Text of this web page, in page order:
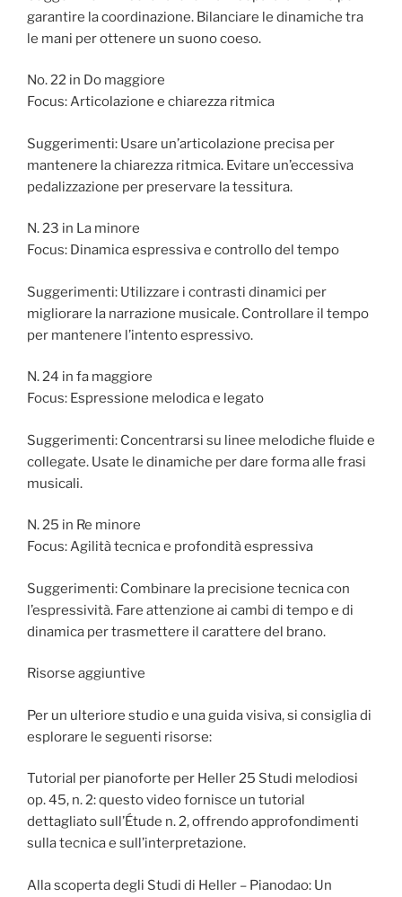
garantire la coordinazione. Bilanciare le dinamiche tra
le mani per ottenere un suono coeso.
No. 22 in Do maggiore
Focus: Articolazione e chiarezza ritmica
Suggerimenti: Usare un’articolazione precisa per
mantenere la chiarezza ritmica. Evitare un’eccessiva
pedalizzazione per preservare la tessitura.
N. 23 in La minore
Focus: Dinamica espressiva e controllo del tempo
Suggerimenti: Utilizzare i contrasti dinamici per
migliorare la narrazione musicale. Controllare il tempo
per mantenere l’intento espressivo.
N. 24 in fa maggiore
Focus: Espressione melodica e legato
Suggerimenti: Concentrarsi su linee melodiche fluide e
collegate. Usate le dinamiche per dare forma alle frasi
musicali.
N. 25 in Re minore
Focus: Agilità tecnica e profondità espressiva
Suggerimenti: Combinare la precisione tecnica con
l’espressività. Fare attenzione ai cambi di tempo e di
dinamica per trasmettere il carattere del brano.
Risorse aggiuntive
Per un ulteriore studio e una guida visiva, si consiglia di
esplorare le seguenti risorse:
Tutorial per pianoforte per Heller 25 Studi melodiosi
op. 45, n. 2: questo video fornisce un tutorial
dettagliato sull’Étude n. 2, offrendo approfondimenti
sulla tecnica e sull’interpretazione.
Alla scoperta degli Studi di Heller – Pianodao: Un